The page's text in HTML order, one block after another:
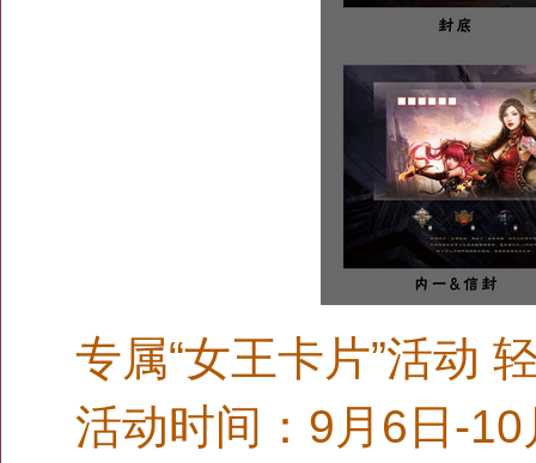
专属“女王卡片”活动
活动时间：9月6日-10